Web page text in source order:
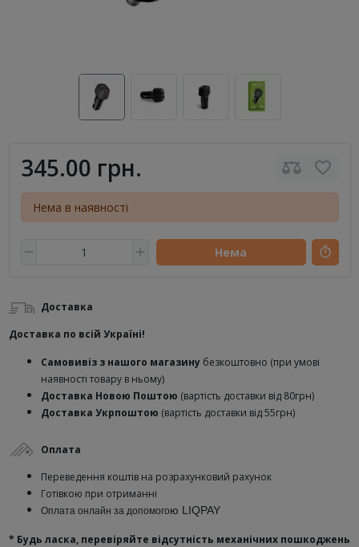
345.00 грн.
Нема в наявності
Нема
Доставка
Доставка по всій Україні!
Самовивіз з нашого магазину безкоштовно (при умові
наявності товару в ньому)
Доставка Новою Поштою (вартість доставки від 80грн)
Доставка Укрпоштою (вартість доставки від 55грн)
Оплата
Переведення коштів на розрахунковий рахунок
Готівкою при отриманні
Оплата онлайн за допомогою LIQPAY
* Будь ласка, перевіряйте відсутність механічних пошкоджень